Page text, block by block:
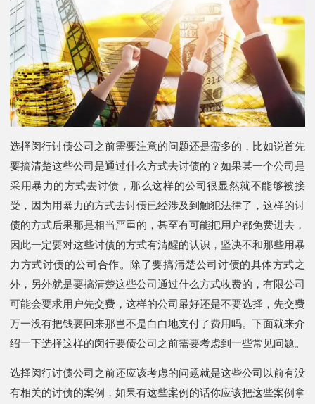
选择闵行讨债公司之前需要注意的问题还是蛮多的，比如说首先
要搞清楚这些公司是通过什么方式去讨债的？如果某一个公司是
采用暴力的方式去讨债，那么这样的公司很显然就不能够被接
受，因为用暴力的方式去讨债已经涉及到触犯法律了，这样的讨
债的方式后果那是相当严重的，甚至有可能把用户都免费进去，
因此一定要对这些讨债的方式有清醒的认识，坚决不和那些用暴
力方式讨债的公司合作。除了要搞清楚公司讨债的具体方式之
外，另外就是要搞清楚这些公司通过什么方式收费的，有限公司
可能会要求用户先交费，这样的公司最好还是不要选择，先交费
万一没有把钱要回来那岂不是白白地支付了费用吗。下面就来介
绍一下选择这样的闵行要债公司之前需要考虑到一些常见问题。
选择闵行讨债公司之前还应该考虑的问题就是这些公司以前有没
有相关的讨债的案例，如果有这些案例的话你应该把这些案例拿